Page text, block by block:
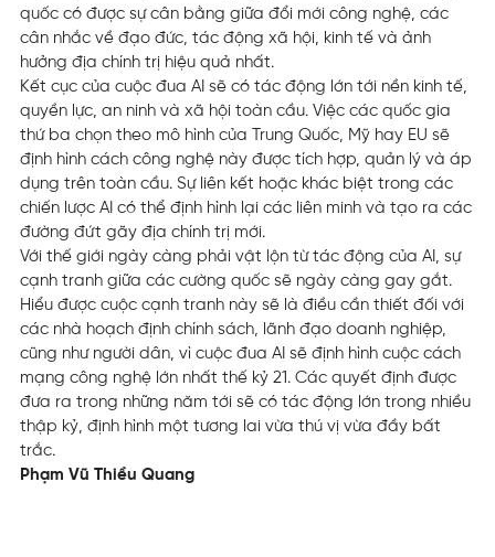
quốc có được sự cân bằng giữa đổi mới công nghệ, các
cân nhắc về đạo đức, tác động xã hội, kinh tế và ảnh
hưởng địa chính trị hiệu quả nhất.
Kết cục của cuộc đua AI sẽ có tác động lớn tới nền kinh tế,
quyền lực, an ninh và xã hội toàn cầu. Việc các quốc gia
thứ ba chọn theo mô hình của Trung Quốc, Mỹ hay EU sẽ
định hình cách công nghệ này được tích hợp, quản lý và áp
dụng trên toàn cầu. Sự liên kết hoặc khác biệt trong các
chiến lược AI có thể định hình lại các liên minh và tạo ra các
đường đứt gãy địa chính trị mới.
Với thế giới ngày càng phải vật lộn từ tác động của AI, sự
cạnh tranh giữa các cường quốc sẽ ngày càng gay gắt.
Hiểu được cuộc cạnh tranh này sẽ là điều cần thiết đối với
các nhà hoạch định chính sách, lãnh đạo doanh nghiệp,
cũng như người dân, vì cuộc đua AI sẽ định hình cuộc cách
mạng công nghệ lớn nhất thế kỷ 21. Các quyết định được
đưa ra trong những năm tới sẽ có tác động lớn trong nhiều
thập kỷ, định hình một tương lai vừa thú vị vừa đầy bất
trắc.
Phạm Vũ Thiều Quang